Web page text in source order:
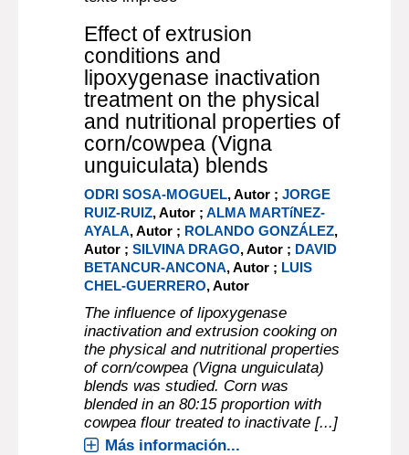
Effect of extrusion
conditions and
lipoxygenase inactivation
treatment on the physical
and nutritional properties of
corn/cowpea (Vigna
unguiculata) blends
ODRI SOSA-MOGUEL, Autor ;JORGE
RUIZ-RUIZ, Autor ;ALMA MARTíNEZ-
AYALA, Autor ; ROLANDO GONZÁLEZ,
Autor ;SILVINA DRAGO, Autor ; DAVID
BETANCUR-ANCONA, Autor ; LUIS
CHEL-GUERRERO, Autor
The influence of lipoxygenase
inactivation and extrusion cooking on
the physical and nutritional properties
of corn/cowpea (Vigna unguiculata)
blends was studied. Corn was
blended in an 80:15 proportion with
cowpea flour treated to inactivate [...]
Más información...